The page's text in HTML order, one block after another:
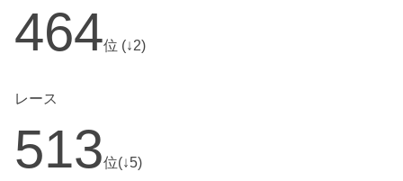
464位 (↓2)
レース
513位(↓5)